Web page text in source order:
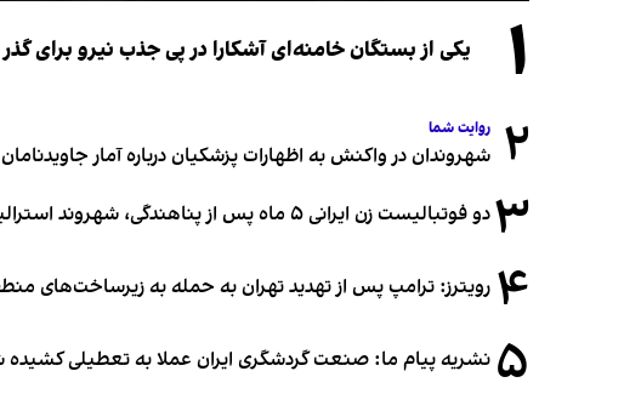
۱ یکی از بستگان خامنه‌ای آشکارا در پی جذب نیرو برای
۲ روایت شما
شهروندان در واکنش به اظهارات پزشکیان درباره آمار
۳دو فوتبالیست زن ایرانی ۵ ماه پس از پناهندگی، شهروند استرالیا شدند
۴ رویترز: ترامپ پس از تهدید تهران به حمله به زیرساخت‌های
۵ نشریه پیام ما: صنعت گردشگری ایران عملا به تعطیلی